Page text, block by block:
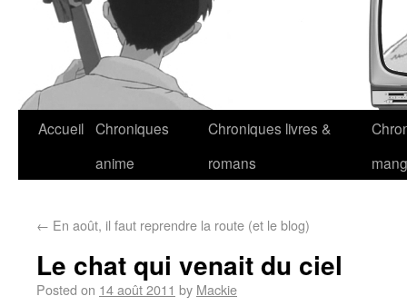
Accueil Chroniques
anime
Chroniques livres &
romans
← En août, il faut reprendre la route (et le blog)
Le chat qui venait du ciel
Posted on 14 août 2011 by Mackie